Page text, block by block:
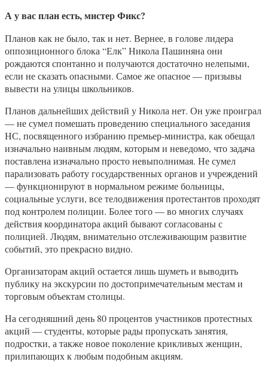
А у вас план есть, мистер Фикс?
Планов как не было, так и нет. Вернее, в голове лидера
оппозиционного блока “Елк” Никола Пашиняна они
рождаются спонтанно и получаются достаточно нелепыми,
если не сказать опасными. Самое же опасное — призывы
вывести на улицы школьников.
Планов дальнейших действий у Никола нет. Он уже проиграл
— не сумел помешать проведению специального заседания
НС, посвященного избранию премьер-министра, как обещал
изначально наивным людям, которым и неведомо, что задача
поставлена изначально просто невыполнимая. Не сумел
парализовать работу государственных органов и учреждений
— функционируют в нормальном режиме больницы,
социальные услуги, все телодвижения протестантов проходят
под контролем полиции. Более того — во многих случаях
действия координатора акций бывают согласованы с
полицией. Людям, внимательно отслеживающим развитие
событий, это прекрасно видно.
Организаторам акций остается лишь шуметь и выводить
публику на экскурсии по достопримечательным местам и
торговым объектам столицы.
На сегодняшний день 80 процентов участников протестных
акций — студенты, которые рады пропускать занятия,
подростки, а также новое поколение крикливых женщин,
прилипающих к любым подобным акциям.